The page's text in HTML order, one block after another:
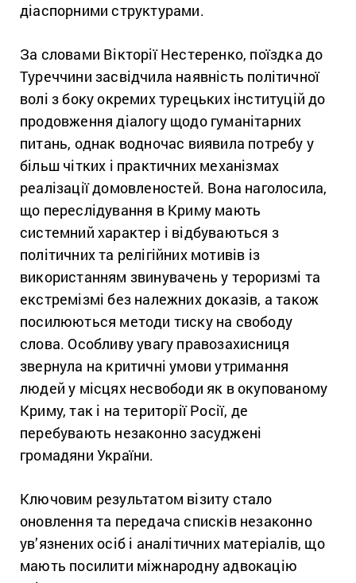
діаспорними структурами.
За словами Вікторії Нестеренко, поїздка до
Туреччини засвідчила наявність політичної
волі з боку окремих турецьких інституцій до
продовження діалогу щодо гуманітарних
питань, однак водночас виявила потребу у
більш чітких і практичних механізмах
реалізації домовленостей. Вона наголосила,
що переслідування в Криму мають
системний характер і відбуваються з
політичних та релігійних мотивів із
використанням звинувачень у тероризмі та
екстремізмі без належних доказів, а також
посилюються методи тиску на свободу
слова. Особливу увагу правозахисниця
звернула на критичні умови утримання
людей у місцях несвободи як в окупованому
Криму, так і на території Росії, де
перебувають незаконно засуджені
громадяни України.
Ключовим результатом візиту стало
оновлення та передача списків незаконно
ув’язнених осіб і аналітичних матеріалів, що
мають посилити міжнародну адвокацію